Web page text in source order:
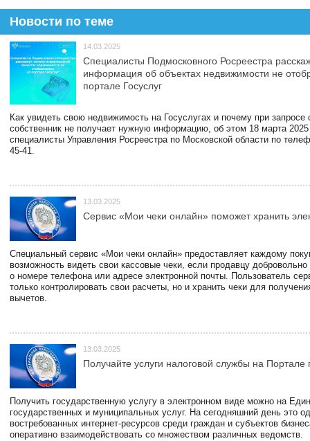
Новости по теме
14.03.2025
Специалисты Подмосковного Росреестра
информация об объектах недвижимости не
портале Госуслуг
Как увидеть свою недвижимость на Госуслугах и почему при запросе
собственник не получает нужную информацию, об этом 18 марта 2025
специалисты Управления Росреестра по Московской области по
45-41.
13.03.2025
Сервис «Мои чеки онлайн» поможет хранить
Специальный сервис «Мои чеки онлайн» предоставляет каждому
возможность видеть свои кассовые чеки, если продавцу
о номере телефона или адресе электронной почты. Пользователь
только контролировать свои расчеты, но и хранить чеки для
вычетов.
13.03.2025
Получайте услуги налоговой службы на Портале
Получить государственную услугу в электронном виде можно на
государственных и муниципальных услуг. На сегодняшний день это
востребованных интернет-ресурсов среди граждан и субъектов
оперативно взаимодействовать со множеством различных ведомств.